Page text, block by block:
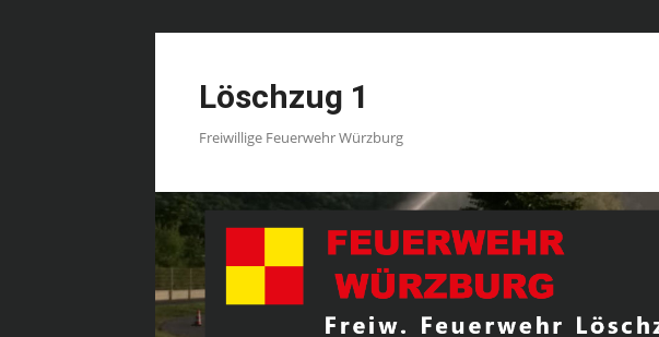
Löschzug 1
Freiwillige Feuerwehr Würzburg